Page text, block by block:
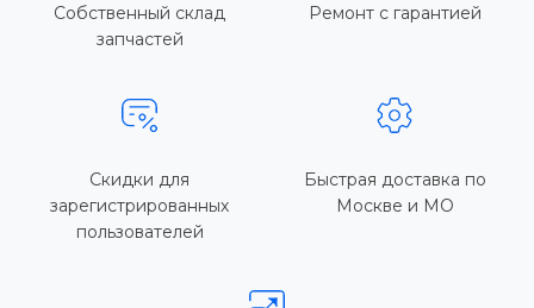
Собственный склад
запчастей
Ремонт с гарантией
Скидки для
зарегистрированных
пользователей
Быстрая доставка по
Москве и МО